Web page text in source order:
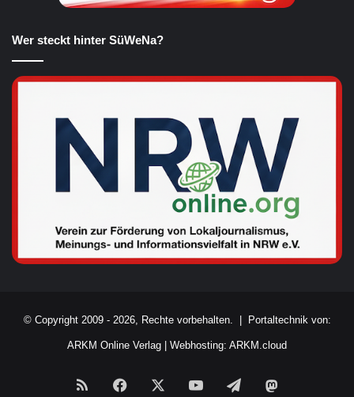
Wer steckt hinter SüWeNa?
© Copyright 2009 - 2026, Rechte vorbehalten. | Portaltechnik von:
ARKM Online Verlag | Webhosting: ARKM.cloud
RSS Facebook YouTubeTelegram